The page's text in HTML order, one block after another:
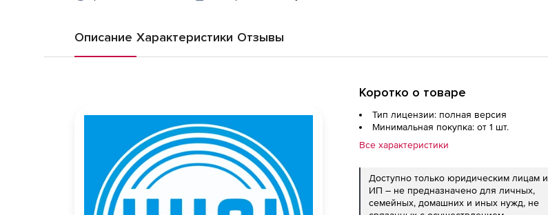
Описание Характеристики Отзывы
Коротко о товаре
Тип лицензии: полная версия
Минимальная покупка: от 1 шт.
Все характеристики
Доступно только юридическим лицам и
ИП – не предназначено для личных,
семейных, домашних и иных нужд, не